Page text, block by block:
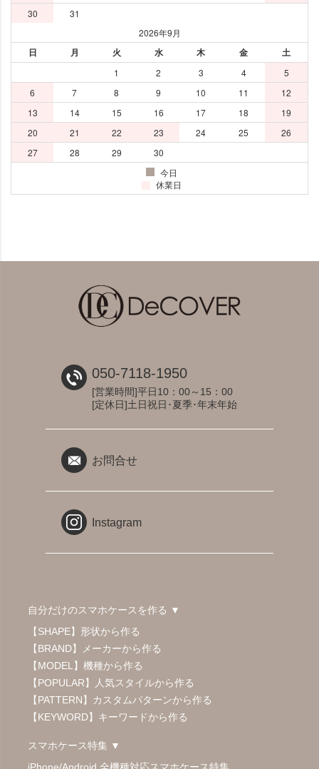
050-7118-1950
[営業時間]平日10：00～15：00
[定休日]土日祝日･夏季･年末年始
お問合せ
Instagram
自分だけのスマホケースを作る ▼
【SHAPE】形状から作る
【BRAND】メーカーから作る
【MODEL】機種から作る
【POPULAR】人気スタイルから作る
【PATTERN】カスタムパターンから作る
【KEYWORD】キーワードから作る
スマホケース特集 ▼